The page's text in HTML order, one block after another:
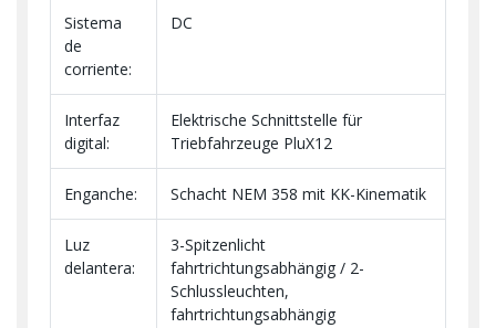
Sistema
de
corriente:
DC
Interfaz
digital:
Elektrische Schnittstelle für
Triebfahrzeuge PluX12
Enganche: Schacht NEM 358 mit KK-Kinematik
Luz
delantera:
3-Spitzenlicht
fahrtrichtungsabhängig / 2-
Schlussleuchten,
fahrtrichtungsabhängig